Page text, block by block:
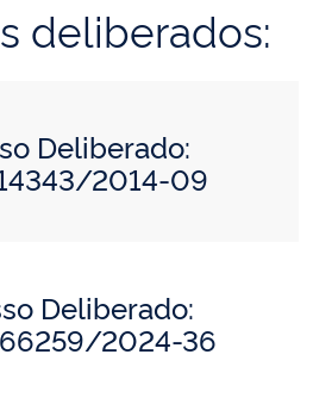
deliberados:
Deliberado:
2014-09
Deliberado:
2024-36